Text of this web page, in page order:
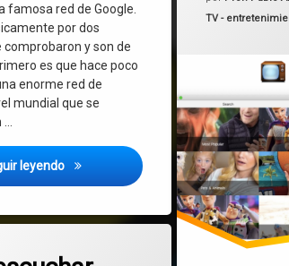
famosa red de Google.
por dos
comprobaron y son de
es que hace poco
enorme red de
mundial que se
leyendo Youtube y los riesgos para los niños:
Categorías:
TV -
en Como escuchar Youtube en segundo plano en tu